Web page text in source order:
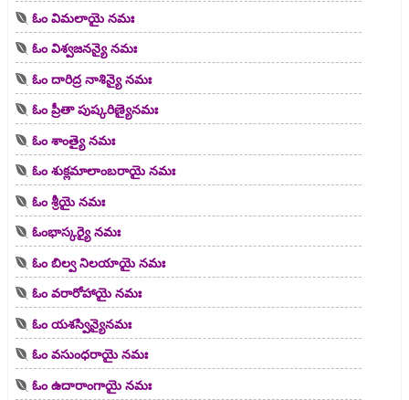
ఓం విమలాయై నమః
ఓం విశ్వజనన్యై నమః
ఓం దారిద్ర నాశిన్యై నమః
ఓం ప్రీతా పుష్కరిణ్యైనమః
ఓం శాంత్యై నమః
ఓం శుక్లమాలాంబరాయై నమః
ఓం శ్రీయై నమః
ఓంభాస్కర్యై నమః
ఓం బిల్వ నిలయాయై నమః
ఓం వరారోహాయై నమః
ఓం యశస్విన్యైనమః
ఓం వసుంధరాయై నమః
ఓం ఉదారాంగాయై నమః